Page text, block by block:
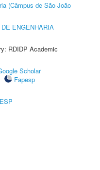
(Câmpus de São João
ENGENHARIA
RDIDP Academic
Scholar
Fapesp